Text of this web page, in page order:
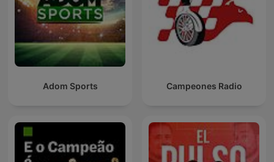
Adom Sports Campeones Radio